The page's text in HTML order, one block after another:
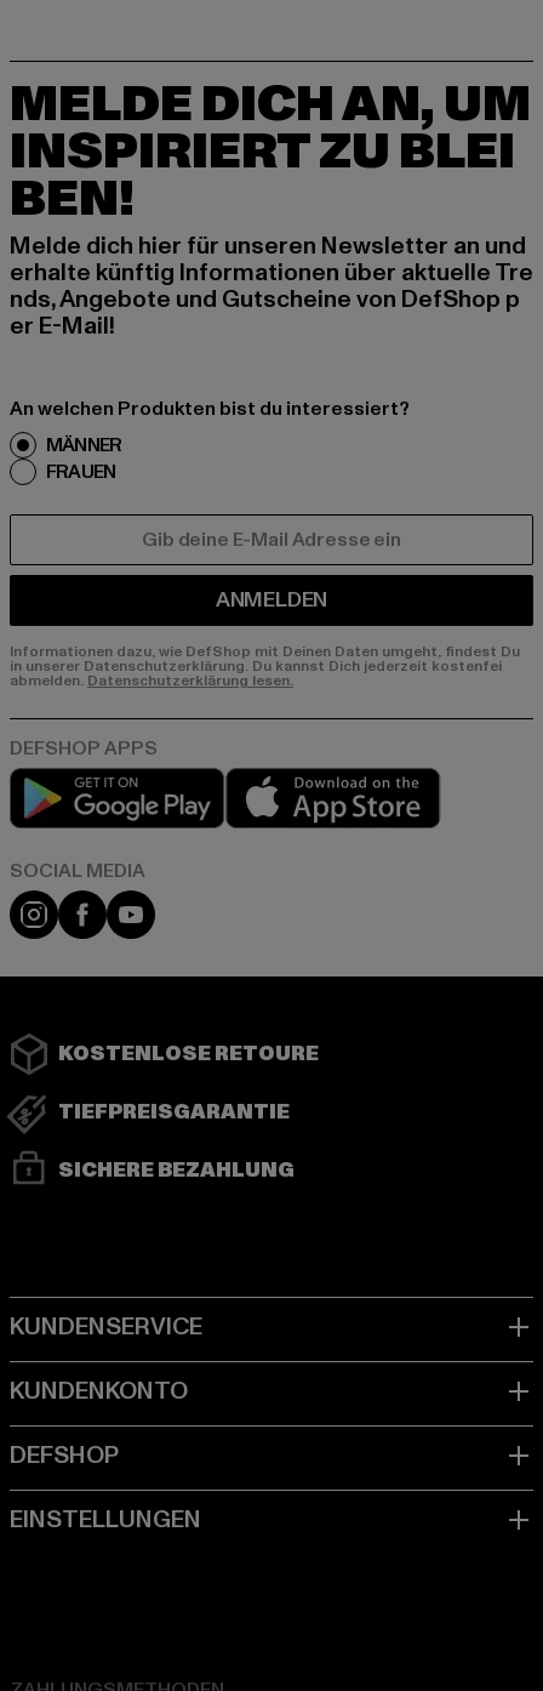
MELDE DICH AN, UM
INSPIRIERT ZU BLEI
BEN!
Melde dich hier für unseren Newsletter an und
erhalte künftig Informationen über aktuelle Tre
nds, Angebote und Gutscheine von DefShop p
er E-Mail!
An welchen Produkten bist du interessiert?
MÄNNER
FRAUEN
ANMELDEN
Informationen dazu, wie DefShop mit Deinen Daten umgeht, findest Du
in unserer Datenschutzerklärung. Du kannst Dich jederzeit kostenfei
abmelden. Datenschutzerklärung lesen.
Play market
Instagram
FacebookYouTube
KOSTENLOSE RETOURE
TIEFPREISGARANTIE
SICHERE BEZAHLUNG